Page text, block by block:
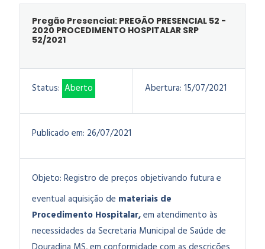
Pregão Presencial: PREGÃO PRESENCIAL 52 -
2020 PROCEDIMENTO HOSPITALAR SRP
52/2021
Status: Aberto Abertura: 15/07/2021
Publicado em: 26/07/2021
Objeto: Registro de preços objetivando futura e
eventual aquisição de materiais de
Procedimento Hospitalar,em atendimento às
necessidades da Secretaria Municipal de Saúde de